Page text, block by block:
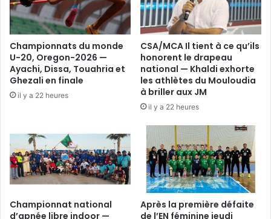
Championnats du monde
U-20, Oregon-2026 —
Ayachi, Dissa, Touahria et
Ghezali en finale
il y a 22 heures
CSA/MCA Il tient à ce qu’ils
honorent le drapeau
national — Khaldi exhorte
les athlètes du Mouloudia
à briller aux JM
il y a 22 heures
Championnat national
d’apnée libre indoor —
Après la première défaite
de l’EN féminine jeudi